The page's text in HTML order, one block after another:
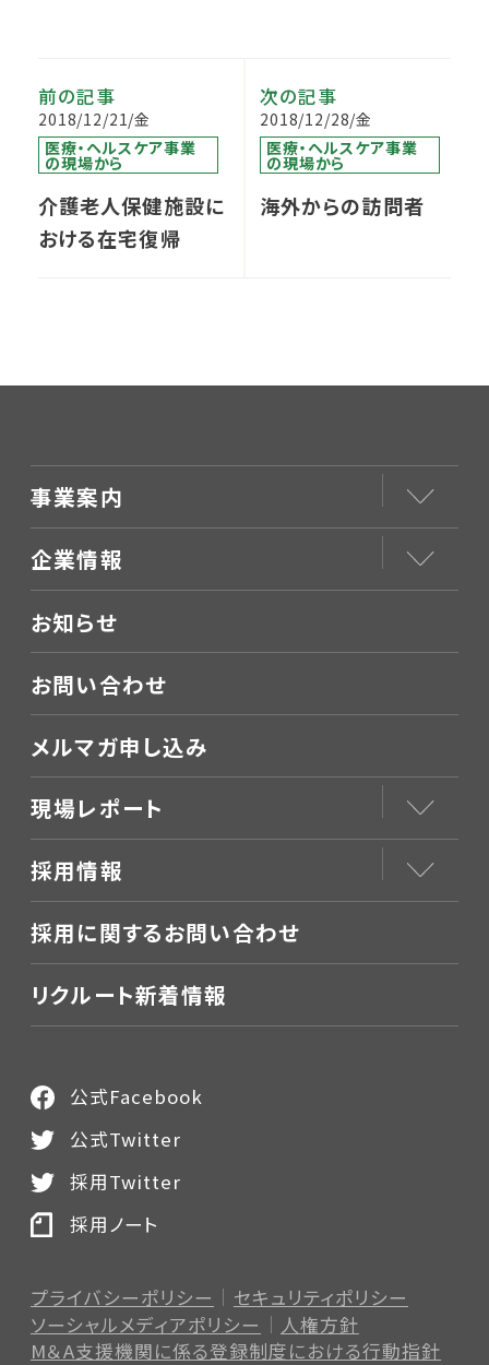
前の記事
2018/12/21/金
医療・ヘルスケア事業
の現場から
介護老人保健施設に
おける在宅復帰
次の記事
2018/12/28/金
医療・ヘルスケア事業
の現場から
海外からの訪問者
事業案内
企業情報
お知らせ
お問い合わせ
メルマガ申し込み
現場レポート
採用情報
採用に関するお問い合わせ
リクルート新着情報
プライバシーポリシー
セキュリティポリシー
ソーシャルメディアポリシー
人権方針
M＆A支援機関に係る登録制度における行動指針
公式Facebook
公式Twitter
採用Twitter
採用ノート